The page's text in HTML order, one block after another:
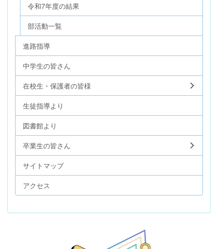
令和7年度の結果
部活動一覧
進路指導
中学生の皆さん
在校生・保護者の皆様
生徒指導より
図書館より
卒業生の皆さん
サイトマップ
アクセス